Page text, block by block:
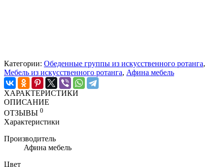
Категории: Обеденные группы из искусственного ротанга,
Мебель из искусственного ротанга, Афина мебель
ХАРАКТЕРИСТИКИ
ОПИСАНИЕ
ОТЗЫВЫ 0
Характеристики
Производитель
Афина мебель
Цвет